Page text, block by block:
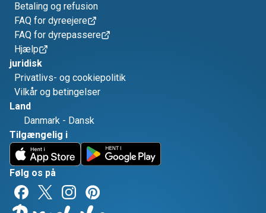
Betaling og refusion
FAQ for dyreejere
FAQ for dyrepassere
Hjælp
juridisk
Privatlivs- og cookiepolitik
Vilkår og betingelser
Land
Danmark - Dansk
Tilgængelig i
Følg os på